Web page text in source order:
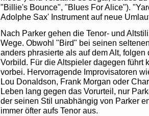
"Billie's Bounce", "Blues For Alice").
Adolphe Sax' Instrument auf neue
Nach Parker gehen die Tenor- und
Wege. Obwohl "Bird" bei seinen
anders phrasierte als auf dem Alt,
Vorbild. Für die Altspieler dagegen führt
vorbei. Hervorragende Improvisatoren
Lou Donaldson, Frank Morgan oder
Leben lang gegen das Vorurteil, nur
der seinen Stil unabhängig von Parker
immer öfter aufs Tenor aus.